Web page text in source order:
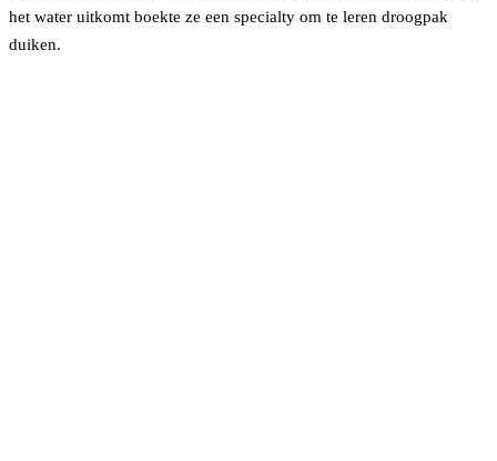
het water uitkomt boekte ze een specialty om te leren droogpak
duiken.